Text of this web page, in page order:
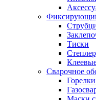
Тиски
Сварочное